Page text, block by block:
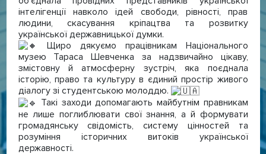
інтелігенції навколо ідей свободи, рівності, прав
людини, скасування кріпацтва та розвитку
української державницької думки.
Щиро дякуємо працівникам Національного
музею Тараса Шевченка за надзвичайно цікаву,
змістовну й атмосферну зустріч, яка поєднала
історію, право та культуру в єдиний простір живого
діалогу зі студентською молоддю.
Такі заходи допомагають майбутнім правникам
не лише поглиблювати свої знання, а й формувати
громадянську свідомість, систему цінностей та
розуміння історичних витоків української
державності.